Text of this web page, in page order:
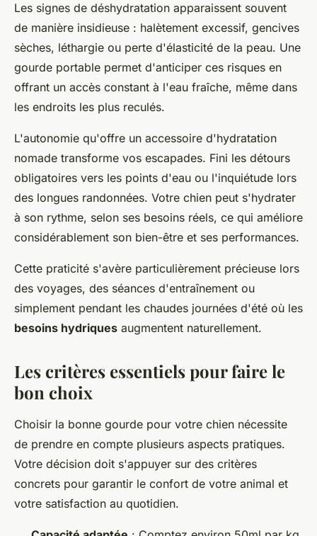
Les signes de déshydratation apparaissent souvent
de manière insidieuse : halètement excessif, gencives
sèches, léthargie ou perte d'élasticité de la peau. Une
gourde portable permet d'anticiper ces risques en
offrant un accès constant à l'eau fraîche, même dans
les endroits les plus reculés.
L'autonomie qu'offre un accessoire d'hydratation
nomade transforme vos escapades. Fini les détours
obligatoires vers les points d'eau ou l'inquiétude lors
des longues randonnées. Votre chien peut s'hydrater
à son rythme, selon ses besoins réels, ce qui améliore
considérablement son bien-être et ses performances.
Cette praticité s'avère particulièrement précieuse lors
des voyages, des séances d'entraînement ou
simplement pendant les chaudes journées d'été où les
besoins hydriques augmentent naturellement.
Les critères essentiels pour faire le
bon choix
Choisir la bonne gourde pour votre chien nécessite
de prendre en compte plusieurs aspects pratiques.
Votre décision doit s'appuyer sur des critères
concrets pour garantir le confort de votre animal et
votre satisfaction au quotidien.